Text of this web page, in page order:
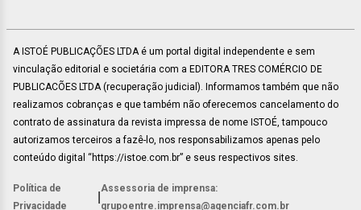
A ISTOÉ PUBLICAÇÕES LTDA é um portal digital independente e sem
vinculação editorial e societária com a EDITORA TRES COMÉRCIO DE
PUBLICACÕES LTDA (recuperação judicial). Informamos também que não
realizamos cobranças e que também não oferecemos cancelamento do
contrato de assinatura da revista impressa de nome ISTOÉ, tampouco
autorizamos terceiros a fazê-lo, nos responsabilizamos apenas pelo
conteúdo digital “https://istoe.com.br” e seus respectivos sites.
Política de
Privacidade
Assessoria de imprensa:
grupoentre.imprensa@agenciafr.com.br